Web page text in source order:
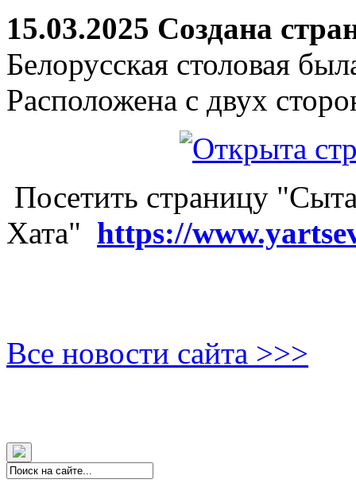
15.03.2025 Создана
Белорусская столовая
Расположена с двух
Посетить страницу
Хата" https://
Все новости сайта >>>